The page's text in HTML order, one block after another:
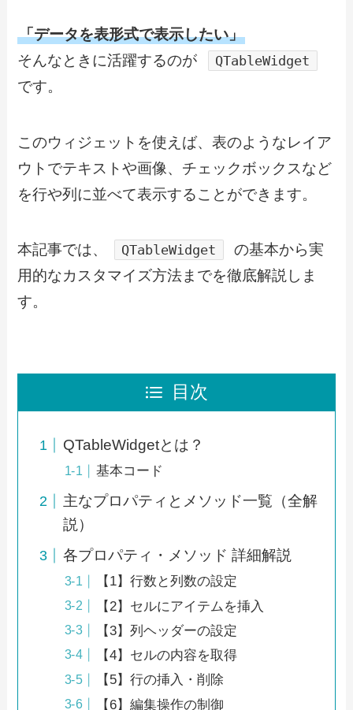
「データを表形式で表示したい」
そんなときに活躍するのが
QTableWidget
です。
このウィジェットを使えば、表のようなレイア
ウトでテキストや画像、チェックボックスなど
を行や列に並べて表示することができます。
本記事では、 QTableWidget
の基本から実
用的なカスタマイズ方法までを徹底解説しま
す。
目次
QTableWidgetとは？
基本コード
主なプロパティとメソッド一覧（全解
説）
各プロパティ・メソッド 詳細解説
【1】行数と列数の設定
【2】セルにアイテムを挿入
【3】列ヘッダーの設定
【4】セルの内容を取得
【5】行の挿入・削除
【6】編集操作の制御